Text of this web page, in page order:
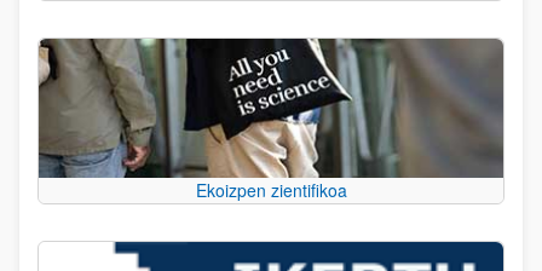
Ekoizpen zientifikoa